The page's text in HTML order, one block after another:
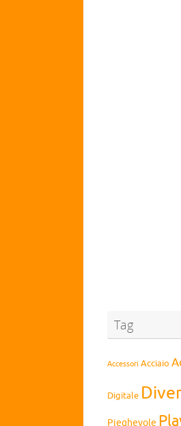
Tag
Accessori Acciaio
Digitale
Pieghevole